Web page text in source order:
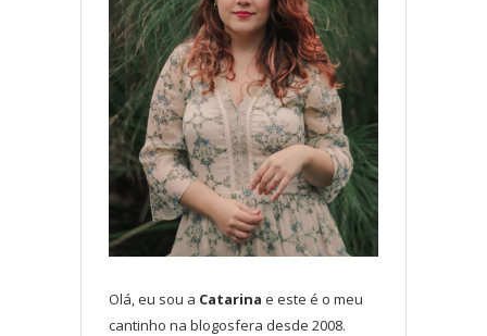
Olá, eu sou a Catarina e este é o meu
cantinho na blogosfera desde 2008.